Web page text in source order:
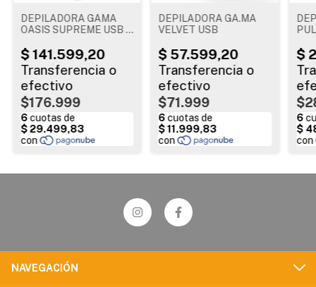
DEPILADORA GAMA
OASIS SUPREME USB 8
$176.999
DEPILADORA GA.MA
VELVET USB
$71.999
NAVEGACIÓN